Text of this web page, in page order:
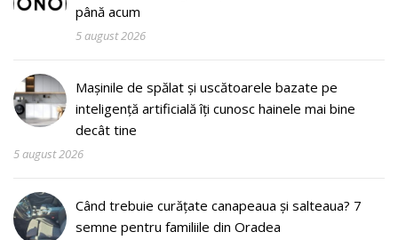
până acum
5 august 2026
Mașinile de spălat și uscătoarele bazate pe
inteligență artificială îți cunosc hainele mai bine
decât tine
5 august 2026
Când trebuie curățate canapeaua și salteaua? 7
semne pentru familiile din Oradea